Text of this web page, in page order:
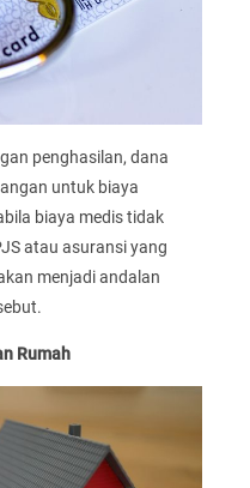
penghasilan, dana
untuk biaya
biaya medis tidak
atau asuransi yang
menjadi andalan
Rumah